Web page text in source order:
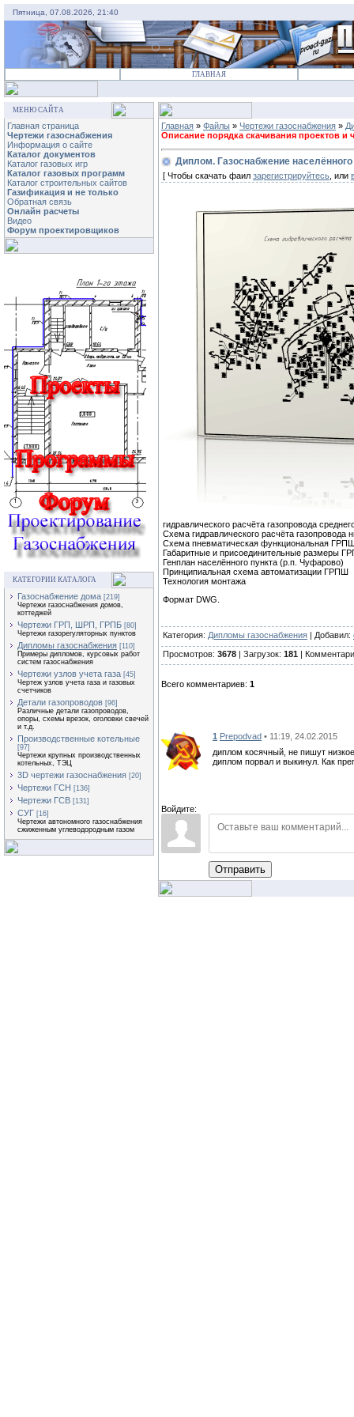
Пятница, 07.08.2026, 21:40
ГЛАВНАЯ
МЕНЮ САЙТА
Главная страница
Чертежи газоснабжения
Информация о сайте
Каталог документов
Каталог газовых игр
Каталог газовых программ
Каталог строительных сайтов
Газификация и не только
Обратная связь
Онлайн расчеты
Видео
Форум проектировщиков
КАТЕГОРИИ КАТАЛОГА
Газоснабжение дома [219]
Чертежи газоснабжения домов,
коттеджей
Чертежи ГРП, ШРП, ГРПБ [80]
Чертежи газорегуляторных пунктов
Дипломы газоснабжения [110]
Примеры дипломов, курсовых работ
систем газоснабжения
Чертежи узлов учета газа [45]
Чертеж узлов учета газа и газовых
счетчиков
Детали газопроводов [96]
Различные детали газопроводов,
опоры, схемы врезок, оголовки свечей
и т.д.
Производственные котельные
[97]
Чертежи крупных производственных
котельных, ТЭЦ
3D чертежи газоснабжения [20]
Чертежи ГСН [136]
Чертежи ГСВ [131]
СУГ [16]
Чертежи автономного газоснабжения
сжиженным углеводородным газом
Главная » Файлы » Чертежи газоснабжения »
Описание порядка скачивания проектов и
Диплом. Газоснабжение
[ Чтобы скачать фаил зарегистрируйтесь , или
гидравлического расчёта газопровода
Схема гидравлического расчёта газопровода
Схема пневматическая функциональная
Габаритные и присоединительные размеры
Генплан населённого пункта (р.п. Чуфарово)
Принципиальная схема автоматизации ГРПШ
Технология монтажа
Формат DWG.
Категория: Дипломы газоснабжения | Добавил:
Просмотров: 3678 | Загрузок: 181 |
Всего комментариев: 1
1 Prepodvad • 11:19, 24.02.2015
диплом косячный, не пишут
диплом порвал и выкинул. Как
Войдите:
Отправить